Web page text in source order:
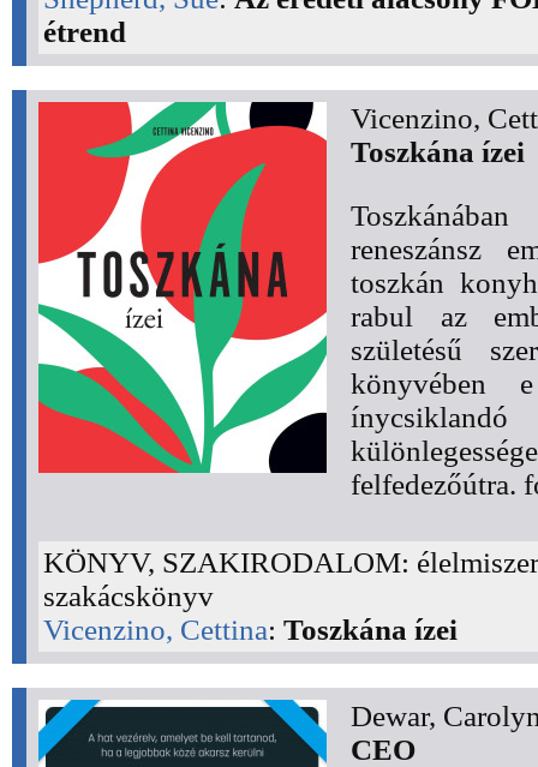
étrend
Vicenzino,
Toszkána ízei
reneszánsz
toszkán
rabul az
születésű
könyvében
felfedezőútra.
KÖNYV, SZAKIRODALOM:
szakácskönyv
Vicenzino, Cettina: Toszkána ízei
Dewar,
CEO